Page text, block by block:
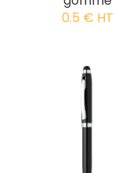
0.5 € HT